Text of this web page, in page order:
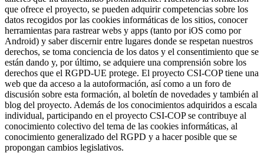
que ofrece el proyecto, se pueden adquirir competencias sobre los
datos recogidos por las cookies informáticas de los sitios, conocer
herramientas para rastrear webs y apps (tanto por iOS como por
Android) y saber discernir entre lugares donde se respetan nuestros
derechos, se toma conciencia de los datos y el consentimiento que se
están dando y, por último, se adquiere una comprensión sobre los
derechos que el RGPD-UE protege. El proyecto CSI-COP tiene una
web que da acceso a la autoformación, así como a un foro de
discusión sobre esta formación, al boletín de novedades y también al
blog del proyecto. Además de los conocimientos adquiridos a escala
individual, participando en el proyecto CSI-COP se contribuye al
conocimiento colectivo del tema de las cookies informáticas, al
conocimiento generalizado del RGPD y a hacer posible que se
propongan cambios legislativos.